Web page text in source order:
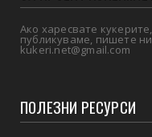
Ако харесвате
публикуваме, пишете
kukeri.net@gmail.com
ПОЛЕЗНИ РЕСУРСИ